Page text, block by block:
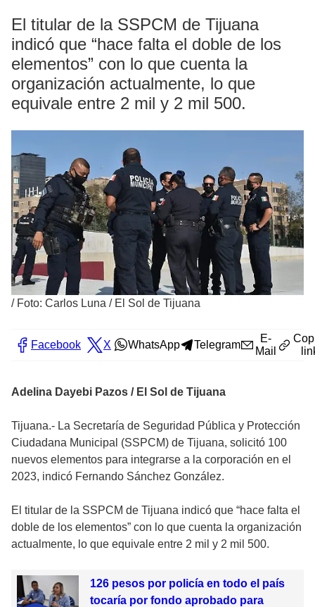
El titular de la SSPCM de Tijuana
indicó que “hace falta el doble de los
elementos” con lo que cuenta la
organización actualmente, lo que
equivale entre 2 mil y 2 mil 500.
/ Foto: Carlos Luna / El Sol de Tijuana
Facebook X WhatsApp Telegram
E-
Mail
Adelina Dayebi Pazos / El Sol de Tijuana
Tijuana.- La Secretaría de Seguridad Pública y Protección
Ciudadana Municipal (SSPCM) de Tijuana, solicitó 100
nuevos elementos para integrarse a la corporación en el
2023, indicó Fernando Sánchez González.
El titular de la SSPCM de Tijuana indicó que “hace falta el
doble de los elementos” con lo que cuenta la organización
actualmente, lo que equivale entre 2 mil y 2 mil 500.
126 pesos por policía en todo el país
tocaría por fondo aprobado para